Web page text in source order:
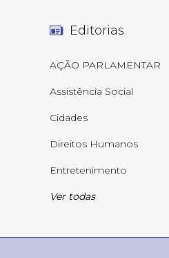
Editorias
AÇÃO PARLAMENTAR
Assistência Social
Cidades
Direitos Humanos
Entretenimento
Ver todas